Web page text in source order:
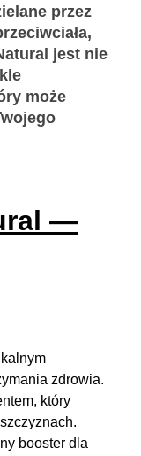
przez
jest nie
może
—
zdrowia.
który
booster dla